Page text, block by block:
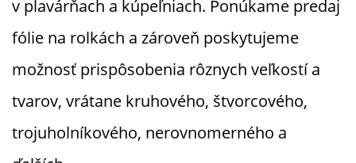
v plavárňach a kúpeľniach. Ponúkame predaj
fólie na rolkách a zároveň poskytujeme
možnosť prispôsobenia rôznych veľkostí a
tvarov, vrátane kruhového, štvorcového,
trojuholníkového, nerovnomerného a